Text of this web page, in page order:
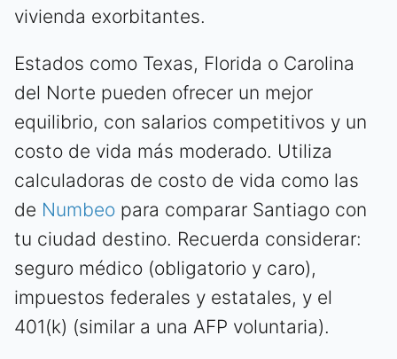
vivienda exorbitantes.
Estados como Texas, Florida o Carolina
del Norte pueden ofrecer un mejor
equilibrio, con salarios competitivos y un
costo de vida más moderado. Utiliza
calculadoras de costo de vida como las
de Numbeo para comparar Santiago con
tu ciudad destino. Recuerda considerar:
seguro médico (obligatorio y caro),
impuestos federales y estatales, y el
401(k) (similar a una AFP voluntaria).